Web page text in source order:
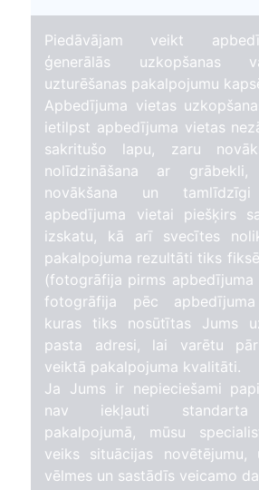
Piedāvājam veikt
ģenerālās uzkopšanas
uzturēšanas pakalpojumu
Apbedījuma vietas
ietilpst apbedījuma vietas
sakritušo lapu, zaru
nolīdzināšana ar
novākšana un
apbedījuma vietai piešķirs
izskatu, kā arī svecītes
pakalpojuma rezultāti tiks
(fotogrāfija pirms apbedījuma
fotogrāfija pēc apbedījuma
kuras tiks nosūtītas Jums
pasta adresi, lai varētu
veiktā pakalpojuma kvalitāti.
Ja Jums ir nepieciešami
nav iekļauti standarta
pakalpojumā, mūsu
veiks situācijas novētējumu,
vēlmes un sastādīs veicamo